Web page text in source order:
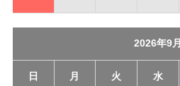
2026年9月
日 月 火 水